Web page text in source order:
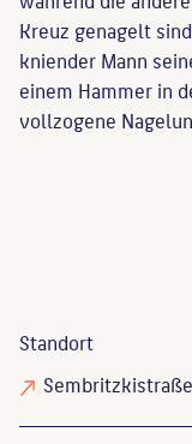
Kreuz genagelt
kniender Mann
einem Hammer in
vollzogene
Standort